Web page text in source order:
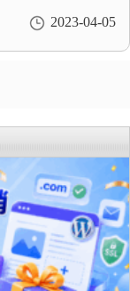
2023-04-05